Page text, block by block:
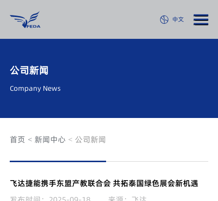
中文
公司新闻
Company News
首页 新闻中心 公司新闻
飞达捷能携手东盟产教联合会 共拓泰国绿色展会新机遇